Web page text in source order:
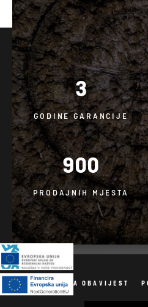
3
GODINE GARANCIJE
900
PRODAJNIH MJESTA
PRAVNA OBAVIJEST